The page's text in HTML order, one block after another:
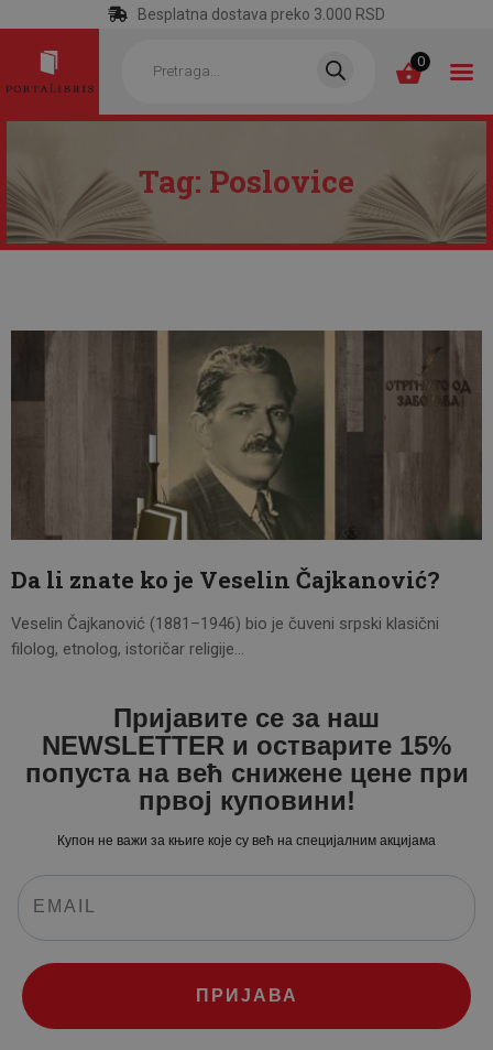
Besplatna dostava preko 3.000 RSD
search 0
Tag: Poslovice
POČETNA
KATEGORIJE
OTRGNUTO OD
ZABORAVA
AKTUELNOSTI
CENOVNIK
PISMO
Da li znate ko je Veselin Čajkanović?
Veselin Čajkanović (1881–1946) bio je čuveni srpski klasični
filolog, etnolog, istoričar religije…
Пријавите се за наш
NEWSLETTER и остварите 15%
попуста на већ снижене цене при
првој куповини!
Купон не важи за књиге које су већ на специјалним акцијама
ПРИЈАВА